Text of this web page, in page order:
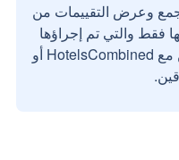
وعرض التقييمات من
فقط والتي تم إجراؤها
بواسطة مستخدمين حقيقيين مع HotelsCombined أو